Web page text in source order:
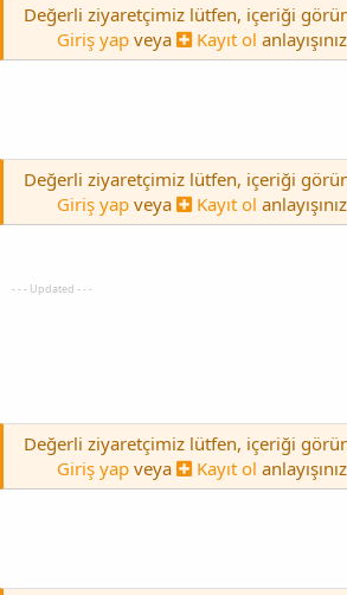
Değerli ziyaretçimiz lütfen, içeriği
Giriş yap veya Kayıt ol
Değerli ziyaretçimiz lütfen, içeriği
Giriş yap veya Kayıt ol
- - - Updated - - -
Değerli ziyaretçimiz lütfen, içeriği
Giriş yap veya Kayıt ol